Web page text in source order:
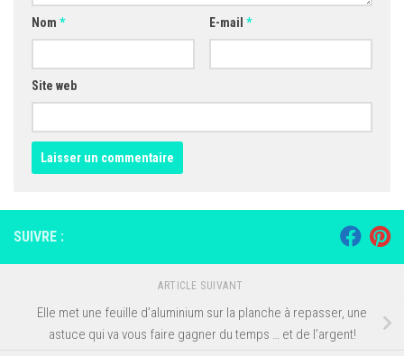
Nom * E-mail *
Site web
SUIVRE :
ARTICLE SUIVANT
Elle met une feuille d’aluminium sur la planche à repasser, une
astuce qui va vous faire gagner du temps … et de l’argent!